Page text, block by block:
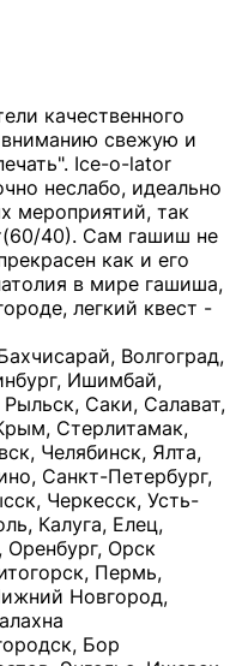
качественного
свежую и
Ice-o-lator
неслабо, идеально
мероприятий, так
40). Сам гашиш не
как и его
в мире гашиша,
легкий квест -
(Мурманская область), Кирсанов, Киселёвск, Кисловодск, Климовск, Клинцы, Княгинино, Ковдор, Ковров, Когалым, Козельск, Козьмодемьянск, Кола, Кологрив, Колпашево, Колпино, Кольчугино, Комсомольск, Комсомольск-на-Амуре, Конаково, Кондопога, Кондрово, Константиновск, Кораблино, Кореновск, Корсаков, Коряжма, Костерёво, Костомукша, Котельники, Котельниково, Котельнич, Котлас, Котовск, Кохма, Красноармейск (Московская область), Краснозаводск, Краснознаменск (Московская область), Краснокаменск, Краснослободск (Волгоградская область), Краснотурьинск, Красноуральск, Красный Сулин, Кремёнки, Кропоткин, Кубинка, Кувшиново (Тверская область), Кудрово, Кулебаки, Кумертау, Курлово, Куровское, Куртамыш, Курчатов, Куса, Кушва, Кыштым, Лабытнанги, Лагань, Лаишево (Республика Татарстан), Лакинск, Лангепас, Лахденпохья, Ленинск-Кузнецкий, Ленск (Республика Саха), Лермонтов (Ставропольский край), Лесозаводск (Приморский край), Лесосибирск, Ливны (Орловская область), Ликино-Дулёво, Липки (Тульская область), Лиски (Воронежская область), Лихославль, Лодейное Поле, Ломоносов (Санкт-Петербург), Лосино-Петровский, Лукоянов, Луховицы, Лыткарино, Любань (Ленинградская область), Любим, Людиново, Магас, Майский, Макаров, Малая Вишера, Малгобек, Мамадыш, Мамоново, Мантурово, Маркс, Махачкала, Мглин, Мегион, Медвежьегорск, Медногорск, Медынь, Меленки, Мелеуз, Менделеевск, Мещовск, Микунь, Миллерово, Минусинск, Миньяр, Мирный (Архангельская область), Мирный (Якутия), Михайловка (Город), Михайловск (Свердловская область), Михайловск (Ставропольский край), Могоча, Можга, Моздок, Мончегорск, Морозовск, Моршанск, Мосальск, Муравленко, Мурино, Муром, Мценск, Мыски, Набережные Челны, Навашино (Нижегородская область), Назарово (Красноярский край), Назрань, Нальчик, Наро-Фоминск, Нарткала, Нарьян-Мар, Находка, Невель (Псковская область), Невельск, Невьянск, Нелидово (Тверская область), Неман, Нерехта (Костромская область), Нерюнгри, Нестеров, Нефтегорск (Самарская область), Нефтекумск, Нижневартовск, Нижнекамск (Республика Татарстан), Нижнеудинск, Нижние Серги, Нижний Ломов, Нижняя Тура, Николаевск-на-Амуре, Никольск (Вологодская область), Никольск (Пензенская область), Новая Ладога, Новая Ляля, Новоалександровск, Новоалтайск, Нововоронеж, Новодвинск, Новозыбков, Новокубанск, Новокуйбышевск, Новомичуринск, Новопавловск, Новоржев, Новосокольники, Новотроицк, Новоульяновск, Новоуральск, Новохопёрск, Новочебоксарск, Новошахтинск, Новый Оскол, Новый Уренгой, Норильск, Нурлат, Нягань, Нязепетровск, Няндома, Облучье, Обоянь, Озёрск (Калининградская область), Озёрск (Челябинская область), Озёры, Октябрьск (Самарская область), Октябрьский (Башкортостан), Окуловка (Новгородская область), Оленегорск, Олонец, Онега, Опочка, Осинники, Осташков, Остров, Острогожск, Отрадный, Оха, Павлово, Павловск (Воронежская область), Павловск (Санкт-Петербург), Павловский Посад, Партизанск, Певек, Пенза, Первоуральск, Перевоз, Пересвет, Переславль-Залесский, Пестово (Новгородская область), Петрозаводск, Петропавловск-Камчатский, Печоры, Пикалёво, Пионерский, Питкяранта, Плавск, Плёс, Подпорожье, Покачи, Покров, Покровск, Полесск, Полысаево, Полярные Зори, Полярный, Поронайск, Порхов, Похвистнево, Почеп, Починок, Пошехонье, Правдинск, Приморск (Калининградская область), Приморско-Ахтарск, Приозерск, Прокопьевск, Протвино, Прохладный, Пугачёв, Пудож, Пустошка, Пушкино, Пущино, Пыталово, Радужный (Владимирская область), Радужный (Ханты-Мансийский АО), Райчихинск, Раменское, Рассказово, Ревда, Реж, Реутов, Родники, Россошь, Ростов (Ярославская обл.), Рошаль, Ртищево, Рубцовск, Рузаевка, Рыбинск, Рыбное, Ряжск, Салехард, Сальск, Саранск, Сарапул, Саров, Сасово, Сатка, Сафоново, Саяногорск, Саянск, Светлогорск, Светлоград, Светлый, Светогорск (Ленинградская область), Свободный, Себеж, Северобайкальск, Северодвинск, Североуральск, Сегежа, Семикаракорск, Сенгилей, Серафимович, Сергач, Сергиев Посад, Сердобск, Сертолово (Ленинградская область), Сестрорецк (Ленинградская область), Сибай, Скопин, Славгород, Сланцы, Слободской, Слюдянка, Собинка, Советск (Кировская область), Советск (Калининградская область), Советск (Тульская область), Советская Гавань, Советский (Ханты-Мансийский АО), Сокол (Вологодская область), Солигалич, Соль-Илецк, Сольцы, Сортавала, Сосенский, Сосновоборск, Сосновый Бор (Ленинградская область), Сосногорск, Спас-Клепики, Спасск-Рязанский, С